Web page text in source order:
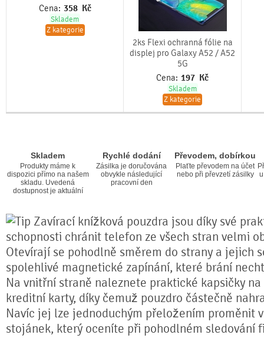
Cena: 358 Kč
Skladem
Z kategorie
2ks Flexi ochranná fólie na
displej pro Galaxy A52 / A52
5G
Cena: 197 Kč
Skladem
Z kategorie
Skladem
Produkty máme k
dispozici přímo na našem
skladu. Uvedená
dostupnost je aktuální
Rychlé dodání
Zásilka je doručována
obvykle následující
pracovní den
Převodem, dobírkou
Plaťte převodem na účet
nebo při převzetí zásilky
Zavírací knížková pouzdra jsou díky své
schopnosti chránit telefon ze všech stran velmi
Otevírají se pohodlně směrem do strany a jejich
spolehlivé magnetické zapínání, které brání
Na vnitřní straně naleznete praktické kapsičky na
kreditní karty, díky čemuž pouzdro částečně
Navíc jej lze jednoduchým přeložením proměnit
stojánek, který oceníte při pohodlném sledování